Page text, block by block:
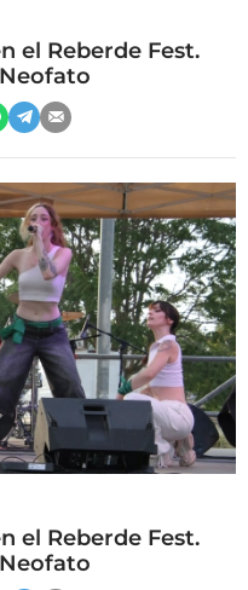
el Reberde Fest.
el Reberde Fest.